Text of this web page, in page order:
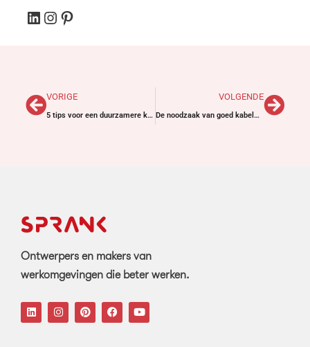
VORIGE
5 tips voor een duurzamere kantoorinrichting
VOLGENDE
De noodzaak van goed kabelmanagement
Ontwerpers en makers van
werkomgevingen die beter werken.